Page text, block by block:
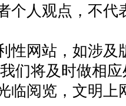
个人观点，不代
性网站，如涉及
们将及时做相
临阅览，文明上